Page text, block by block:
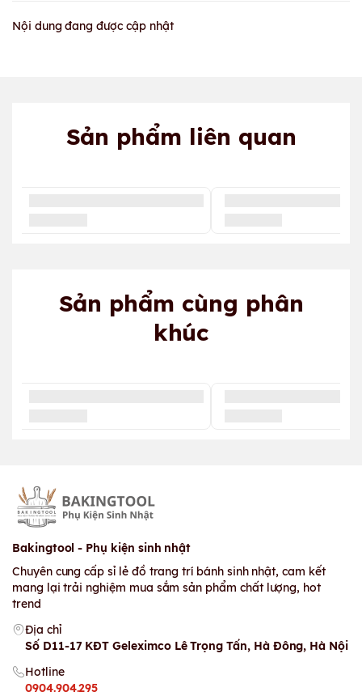
Nội dung đang được cập nhật
Sản phẩm liên quan
Sản phẩm cùng phân
khúc
Bakingtool - Phụ kiện sinh nhật
Chuyên cung cấp sỉ lẻ đồ trang trí bánh sinh nhật, cam kết
mang lại trải nghiệm mua sắm sản phẩm chất lượng, hot
trend
Địa chỉ
Số D11-17 KĐT Geleximco Lê Trọng Tấn, Hà Đông, Hà Nội
Hotline
0904.904.295